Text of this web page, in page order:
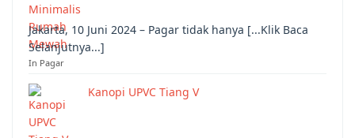
Jakarta, 10 Juni 2024 – Pagar tidak hanya [...Klik Baca
Selanjutnya...]
In Pagar
Kanopi UPVC Tiang V